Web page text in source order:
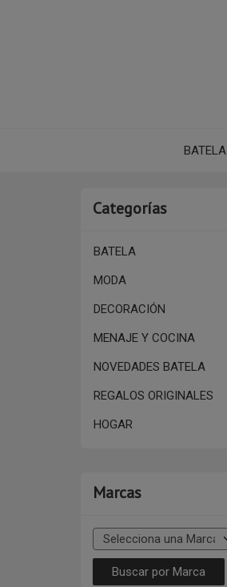
BATELA
Categorías
BATELA
MODA
DECORACIÓN
MENAJE Y COCINA
NOVEDADES BATELA
REGALOS ORIGINALES
HOGAR
Marcas